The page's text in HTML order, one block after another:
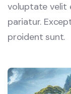
voluptate velit
pariatur.
proident sunt.